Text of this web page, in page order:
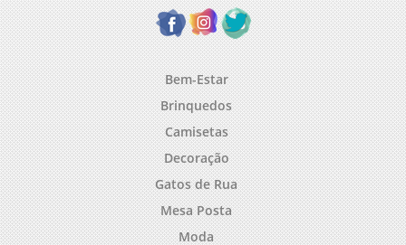
Bem-Estar
Brinquedos
Camisetas
Decoração
Gatos de Rua
Mesa Posta
Moda